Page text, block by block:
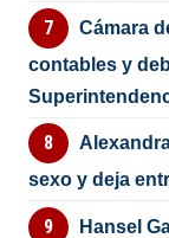
Cámara
contables y
sexo y deja
Hansel